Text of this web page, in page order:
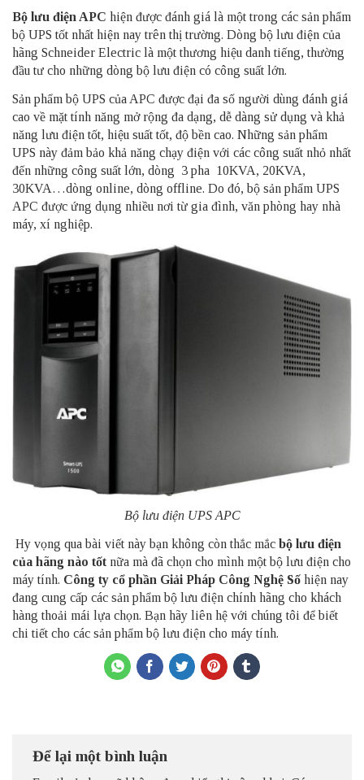
Bộ lưu điện APC hiện được đánh giá là một trong các sản phẩm
bộ UPS tốt nhất hiện nay trên thị trường. Dòng bộ lưu điện của
hãng Schneider Electric là một thương hiệu danh tiếng, thường
đầu tư cho những dòng bộ lưu điện có công suất lớn.
Sản phẩm bộ UPS của APC được đại đa số người dùng đánh giá
cao về mặt tính năng mở rộng đa dạng, dễ dàng sử dụng và khả
năng lưu điện tốt, hiệu suất tốt, độ bền cao. Những sản phẩm
UPS này đảm bảo khả năng chạy điện với các công suất nhỏ nhất
đến những công suất lớn, dòng 3 pha 10KVA, 20KVA,
30KVA…dòng online, dòng offline. Do đó, bộ sản phẩm UPS
APC được ứng dụng nhiều nơi từ gia đình, văn phòng hay nhà
máy, xí nghiệp.
Bộ lưu điện UPS APC
Hy vọng qua bài viết này bạn không còn thắc mắc bộ lưu điện
của hãng nào tốt nữa mà đã chọn cho mình một bộ lưu điện cho
máy tính. Công ty cổ phần Giải Pháp Công Nghệ Số hiện nay
đang cung cấp các sản phẩm bộ lưu điện chính hãng cho khách
hàng thoải mái lựa chọn. Bạn hãy liên hệ với chúng tôi để biết
chi tiết cho các sản phẩm bộ lưu điện cho máy tính.
Để lại một bình luận